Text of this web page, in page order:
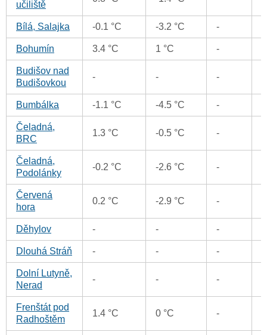
učiliště
Bílá, Salajka -0.1 °C -3.2 °C -
Bohumín 3.4 °C 1 °C -
Budišov nad
Budišovkou
- - -
Bumbálka -1.1 °C -4.5 °C -
Čeladná,
BRC
1.3 °C -0.5 °C -
Čeladná,
Podolánky
-0.2 °C -2.6 °C -
Červená
hora
0.2 °C -2.9 °C -
Děhylov - - -
Dlouhá Stráň - - -
Dolní Lutyně,
Nerad
- - -
Frenštát pod
Radhoštěm
1.4 °C 0 °C -